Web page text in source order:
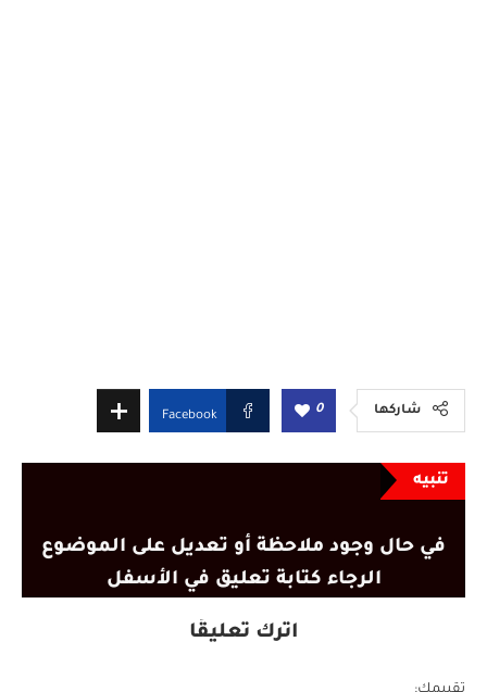
شاركها 0
Facebook
تنبيه
في حال وجود ملاحظة أو تعديل على الموضوع
الرجاء كتابة تعليق في الأسفل
اترك تعليقًا